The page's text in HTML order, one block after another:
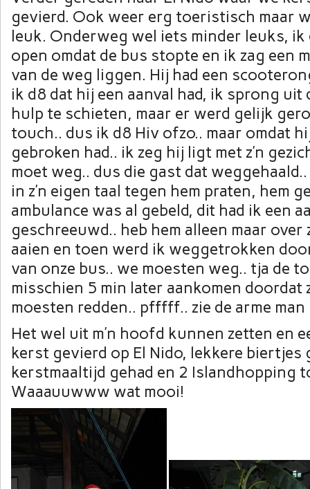
gevierd. Ook weer erg toeristisch maar
leuk. Onderweg wel iets minder leuks, ik
open omdat de bus stopte en ik zag een
van de weg liggen. Hij had een
ik d8 dat hij een aanval had, ik sprong uit
hulp te schieten, maar er werd gelijk
touch.. dus ik d8 Hiv ofzo.. maar omdat
gebroken had.. ik zeg hij ligt met z’n
moet weg.. dus die gast dat
in z’n eigen taal tegen hem praten, hem
ambulance was al gebeld, dit had ik een
geschreeuwd.. heb hem alleen maar over
aaien en toen werd ik weggetrokken
van onze bus.. we moesten weg.. tja de
misschien 5 min later aankomen doordat
moesten redden.. pfffff.. zie de arme
Het wel uit m’n hoofd kunnen zetten en
kerst gevierd op El Nido, lekkere biertjes
kerstmaaltijd gehad en 2 Islandhopping
Waaauuwww wat mooi!